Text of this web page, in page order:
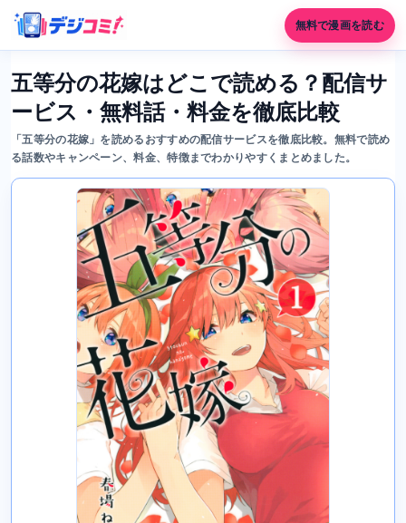
無料で漫画を読む
五等分の花嫁はどこで読める？配信サ
ービス・無料話・料金を徹底比較
「五等分の花嫁」を読めるおすすめの配信サービスを徹底比較。無料で読め
る話数やキャンペーン、料金、特徴までわかりやすくまとめました。